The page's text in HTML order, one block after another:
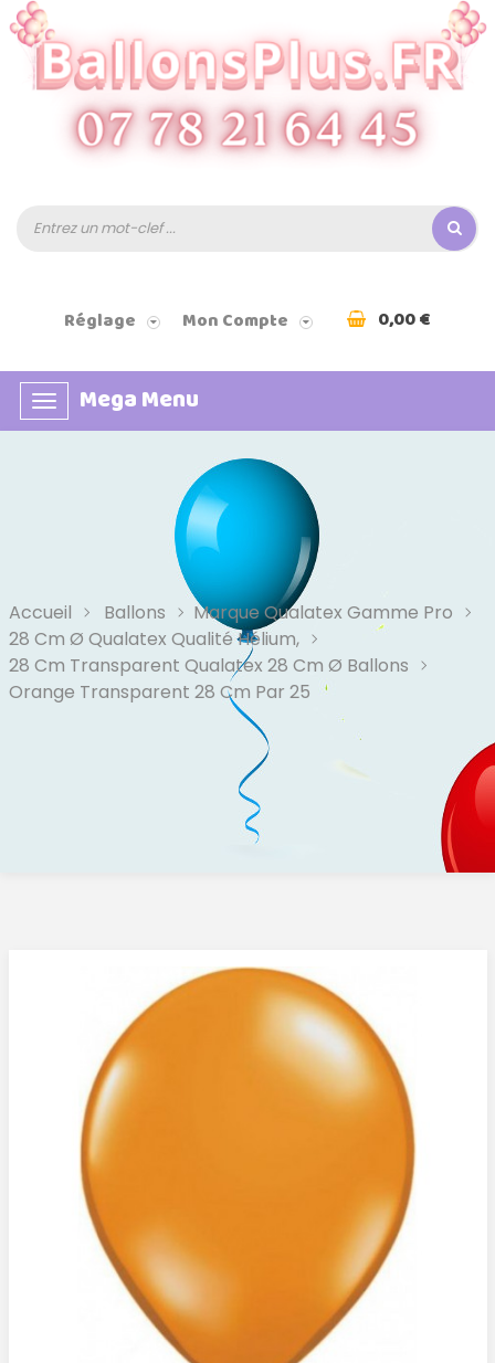
Réglage Mon Compte 0,00 €
Basculer
la
Mega Menu
Accueil Ballons
Marque Qualatex Gamme Pro
28 Cm Ø Qualatex Qualité Hélium,
28 Cm Transparent Qualatex 28 Cm Ø Ballons
Orange Transparent 28 Cm Par 25